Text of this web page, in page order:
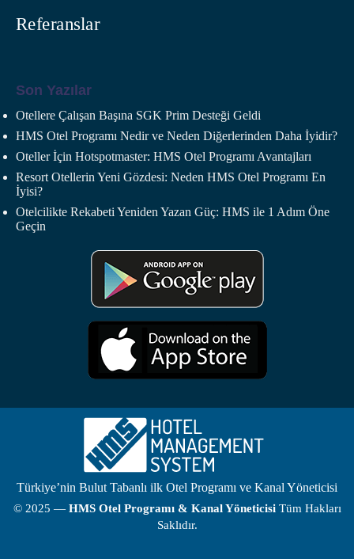
Referanslar
Son Yazılar
Otellere Çalışan Başına SGK Prim Desteği Geldi
HMS Otel Programı Nedir ve Neden Diğerlerinden Daha İyidir?
Oteller İçin Hotspotmaster: HMS Otel Programı Avantajları
Resort Otellerin Yeni Gözdesi: Neden HMS Otel Programı En
İyisi?
Otelcilikte Rekabeti Yeniden Yazan Güç: HMS ile 1 Adım Öne
Geçin
Türkiye’nin Bulut Tabanlı ilk Otel Programı ve Kanal Yöneticisi
© 2025 — HMS Otel Programı& Kanal YöneticisiTüm Hakları
Saklıdır.